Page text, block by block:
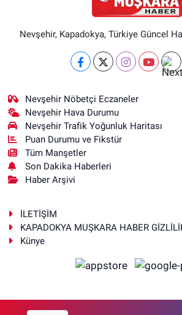
Nevşehir, Kapadokya, Türkiye Güncel
Nevşehir Nöbetçi Eczaneler
Nevşehir Hava Durumu
Nevşehir Trafik Yoğunluk Haritası
Puan Durumu ve Fikstür
Tüm Manşetler
Son Dakika Haberleri
Haber Arşivi
İLETİŞİM
KAPADOKYA MUŞKARA HABER
Künye